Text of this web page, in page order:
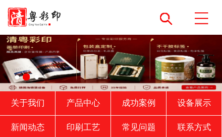
关于我们 产品中心 成功案例 设备展示
新闻动态 印刷工艺 常见问题 联系方式